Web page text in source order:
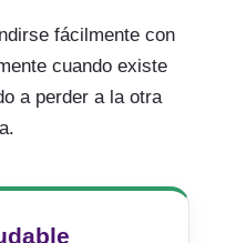
fácilmente con
cuando existe
a perder a la otra